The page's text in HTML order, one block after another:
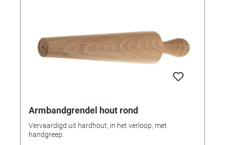
Armbandgrendel hout rond
Vervaardigd uit hardhout, in het verloop, met
handgreep.